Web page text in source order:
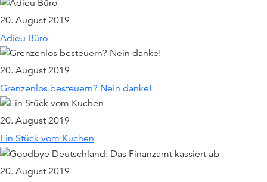
20. August 2019
Adieu Büro
20. August 2019
Grenzenlos besteuern? Nein danke!
20. August 2019
Ein Stück vom Kuchen
20. August 2019